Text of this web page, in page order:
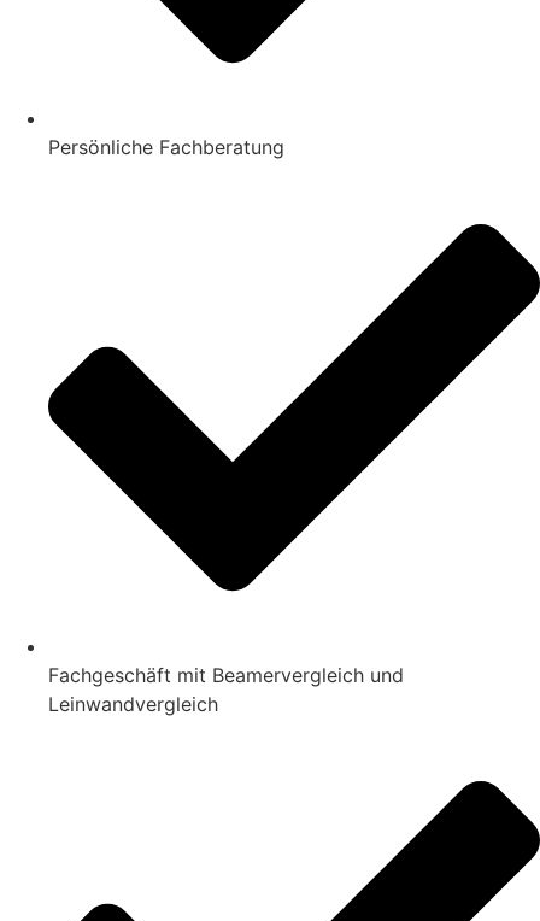
Persönliche Fachberatung
Fachgeschäft mit Beamervergleich und
Leinwandvergleich